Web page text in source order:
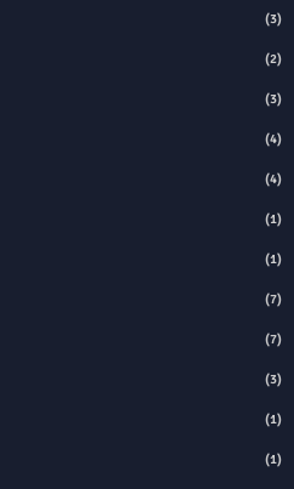
(3)
(2)
(3)
(4)
(4)
(1)
(1)
(7)
(7)
(3)
(1)
(1)